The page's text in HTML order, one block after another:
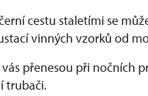
cestu staletími se
vinných vzorků od
vás přenesou při nočních
trubači.